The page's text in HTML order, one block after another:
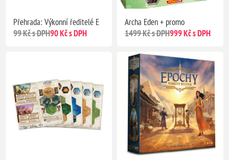
Přehrada: Výkonní ředitelé E
99 Kč s DPH90 Kč s DPH
Archa Eden + promo
1499 Kč s DPH999 Kč s DPH